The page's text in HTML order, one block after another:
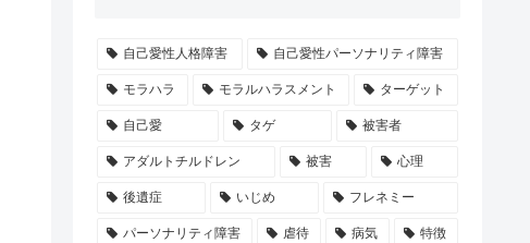
自己愛性人格障害 自己愛性パーソナリティ障害
モラハラ モラルハラスメント ターゲット
自己愛 タゲ 被害者
アダルトチルドレン 被害 心理
後遺症 いじめ フレネミー
パーソナリティ障害 虐待 病気 特徴